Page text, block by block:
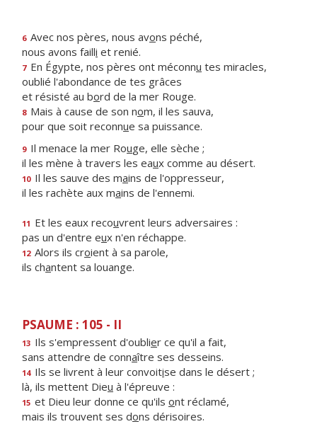
6 Avec nos pères, nous avons péché,
nous avons failli et renié.
7 En Égypte, nos pères ont méconnu tes miracles,
oublié l'abondance de tes grâces
et résisté au bord de la mer Rouge.
8 Mais à cause de son nom, il les sauva,
pour que soit reconnue sa puissance.
9 Il menace la mer Rouge, elle sèche ;
il les mène à travers les eaux comme au désert.
10 Il les sauve des mains de l'oppresseur,
il les rachète aux mains de l'ennemi.
11 Et les eaux recouvrent leurs adversaires :
pas un d'entre eux n'en réchappe.
12 Alors ils croient à sa parole,
ils chantent sa louange.
PSAUME : 105 - II
13 Ils s'empressent d'oublier ce qu'il a fait,
sans attendre de connaître ses desseins.
14 Ils se livrent à leur convoitise dans le désert ;
là, ils mettent Dieu à l'épreuve :
15 et Dieu leur donne ce qu'ils ont réclamé,
mais ils trouvent ses dons dérisoires.